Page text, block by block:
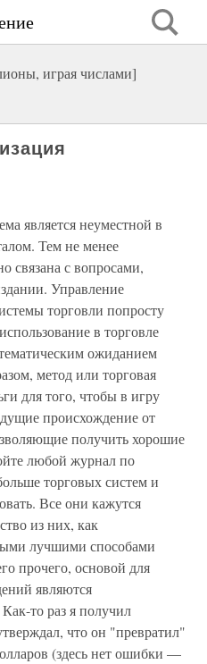
играя числами]
является неуместной в
Тем не менее
связана с вопросами,
Управление
торговли попросту
в торговле
ожиданием
метод или торговая
для того, чтобы в игру
происхождение от
получить хорошие
любой журнал по
торговых систем и
Все они кажутся
из них, как
лучшими способами
прочего, основой для
являются
то раз я получил
что он "превратил"
(здесь нет ошибки —